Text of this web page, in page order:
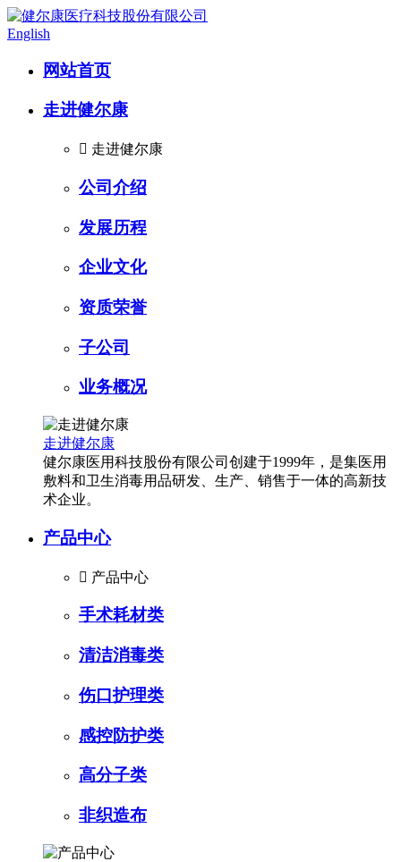
English
网站首页
走进健尔康
 走进健尔康
公司介绍
发展历程
企业文化
资质荣誉
子公司
业务概况
走进健尔康
健尔康医用科技股份有限公司创建于1999年，是集医用
敷料和卫生消毒用品研发、生产、销售于一体的高新技
术企业。
产品中心
 产品中心
手术耗材类
清洁消毒类
伤口护理类
感控防护类
高分子类
非织造布